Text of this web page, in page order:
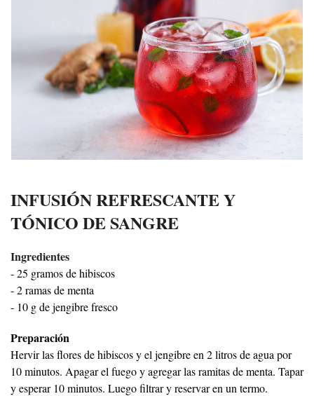
INFUSIÓN REFRESCANTE Y
TÓNICO DE SANGRE
Ingredientes
- 25 gramos de hibiscos
- 2 ramas de menta
- 10 g de jengibre fresco
Preparación
Hervir las flores de hibiscos y el jengibre en 2 litros de agua por
10 minutos. Apagar el fuego y agregar las ramitas de menta. Tapar
y esperar 10 minutos. Luego filtrar y reservar en un termo.